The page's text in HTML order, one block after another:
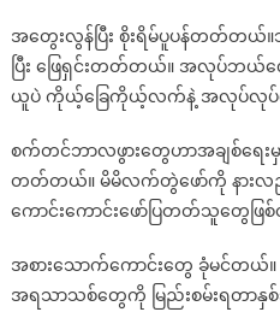
အတွေးလွန်ပြီး စိုးရိမ်ပူပန်တတ်တယ်
ပြီး ဖြေရှင်းတတ်တယ်။ အလုပ်ဘယ်လ
ယူပဲ ကိုယ့်ခြေကိုယ့်လက်နဲ့ အလုပ်လုပ်
စက်တင်ဘာလဖွားတွေဟာအချစ်ရေး
တတ်တယ်။ မိမိလက်တွဲဖော်ကို နား
ကောင်းကောင်းဖော်ပြတတ်သူတွေဖြ
အစားသောက်ကောင်းတွေ ခုံမင်တယ်။
အရသာသစ်တွေကို မြည်းစမ်းရတာ